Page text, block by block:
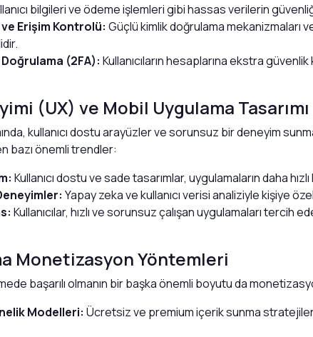
bilgileri ve ödeme işlemleri gibi hassas verilerin
Erişim Kontrolü: Güçlü kimlik doğrulama mekanizmaları
(2FA): Kullanıcıların hesaplarına ekstra
(UX) ve Mobil Uygulama Tasarımı
kullanıcı dostu arayüzler ve sorunsuz bir deneyim
bazı önemli trendler:
Kullanıcı dostu ve sade tasarımlar, uygulamaların daha hızlı
Yapay zeka ve kullanıcı verisi analiziyle kişiye
Kullanıcılar, hızlı ve sorunsuz çalışan uygulamaları
Monetizasyon Yöntemleri
başarılı olmanın bir başka önemli boyutu da
Modelleri: Ücretsiz ve premium içerik sunma